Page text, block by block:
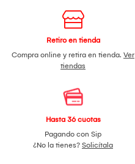
Retiro en tienda
Compra online y retira en tienda. Ver
tiendas
Hasta 36 cuotas
Pagando con Sip
¿No la tienes? Solicítala